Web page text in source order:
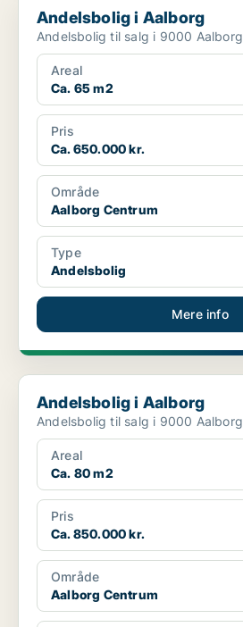
Andelsbolig i Aalborg
Andelsbolig til salg i 9000 Aalborg
Areal
Ca. 65 m2
Pris
Ca. 650.000 kr.
Område
Aalborg Centrum
Type
Andelsbolig
Mere info
Andelsbolig i Aalborg
Andelsbolig i Aalborg
Andelsbolig til salg i 9000 Aalborg
Areal
Ca. 80 m2
Pris
Ca. 850.000 kr.
Område
Aalborg Centrum